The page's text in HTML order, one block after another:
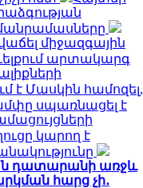
միջազգային
արտակարգ
է Մասկին համոզել,
սպառնացել է
կարող է
դատարանի առջև
հարց չի․